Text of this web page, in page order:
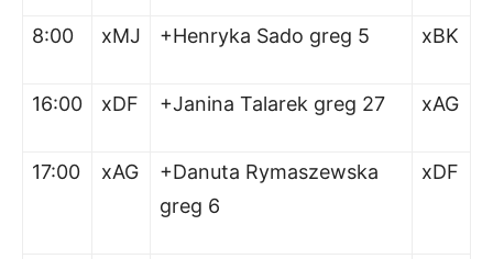
8:00 xMJ +Henryka Sado greg 5 xBK
16:00 xDF +Janina Talarek greg 27 xAG
17:00 xAG
+Danuta Rymaszewska
greg 6
xDF